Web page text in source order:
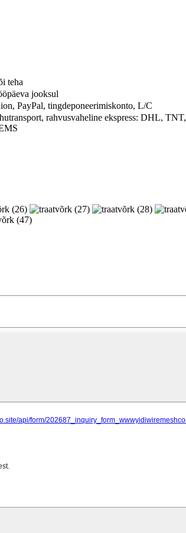
teha
jooksul
PayPal, tingdeponeerimiskonto, L/C
rahvusvaheline ekspress: DHL, TNT,